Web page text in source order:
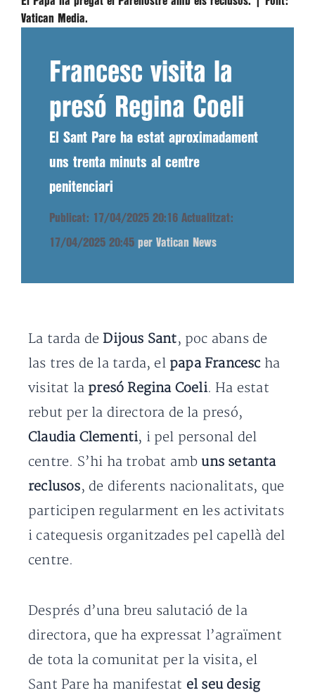
Vatican Media.
Francesc visita la
presó Regina Coeli
El Sant Pare ha estat aproximadament
uns trenta minuts al centre
penitenciari
Publicat: 17/04/2025 20:16 Actualitzat:
17/04/2025 20:45 per Vatican News
La tarda de Dijous Sant, poc abans de
las tres de la tarda, el papa Francesc ha
visitat la presó Regina Coeli. Ha estat
rebut per la directora de la presó,
Claudia Clementi, i pel personal del
centre. S’hi ha trobat amb uns setanta
reclusos, de diferents nacionalitats, que
participen regularment en les activitats
i catequesis organitzades pel capellà del
centre.
Després d’una breu salutació de la
directora, que ha expressat l’agraïment
de tota la comunitat per la visita, el
Sant Pare ha manifestat el seu desig